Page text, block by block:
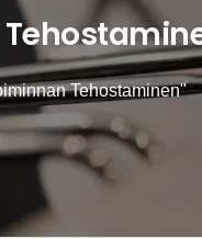
Tehostaminen"